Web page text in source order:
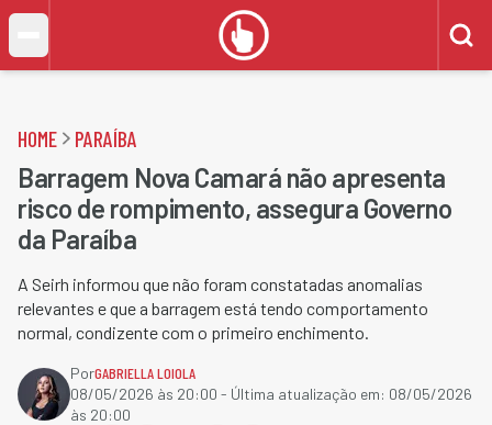
HOME PARAÍBA
Barragem Nova Camará não apresenta
risco de rompimento, assegura Governo
da Paraíba
A Seirh informou que não foram constatadas anomalias
relevantes e que a barragem está tendo comportamento
normal, condizente com o primeiro enchimento.
PorGABRIELLA LOIOLA
08/05/2026 às 20:00 - Última atualização em: 08/05/2026
às 20:00